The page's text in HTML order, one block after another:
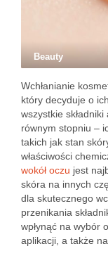
Beauty
Wchłanianie
który decyduje o
wszystkie
równym stopniu –
takich jak stan
właściwości
wokół oczu jest
skóra na innych
dla skutecznego
przenikania
wpłynąć na wybór
aplikacji, a także